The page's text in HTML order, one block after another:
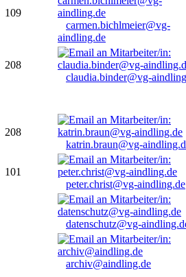
109
carmen.bichlmeier@vg-
aindling.de
208
claudia.binder@vg-
208
katrin.braun@vg-
101
peter.christ@vg-aindling.de
datenschutz@vg-
archiv@aindling.de